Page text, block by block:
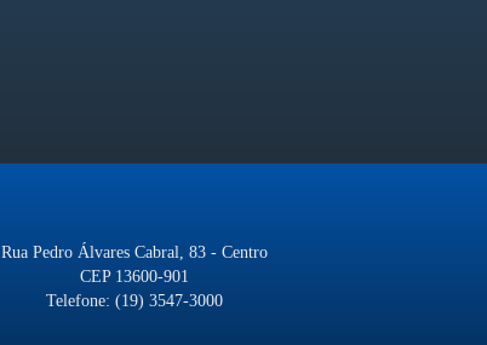
Rua Pedro Álvares Cabral, 83 - Centro
CEP 13600-901
Telefone: (19) 3547-3000